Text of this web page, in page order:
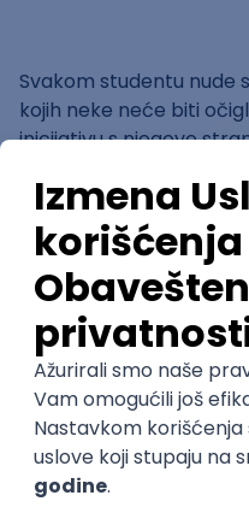
Svakom studentu nude
kojih neke neće biti
inicijativu s njegove
letnoj školi, terenskoj
honorarnih poslova –
bitiproaktivnijiu
profesore za pomoć i
posebno važno za
povučenije i stidljivije
svoj studentski
Loša organizacija
Radi se o uobičajenom